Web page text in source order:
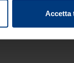
Accetta